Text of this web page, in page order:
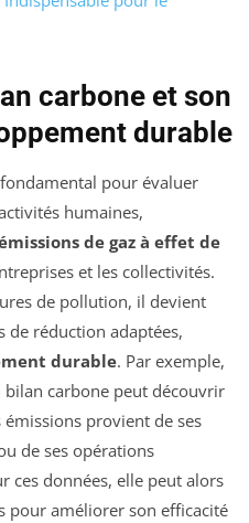
carbone et son
durable
pour évaluer
humaines,
de gaz à effet de
et les collectivités.
de pollution, il devient
de réduction adaptées,
durable. Par exemple,
carbone peut découvrir
émissions provient de ses
de ses opérations
ces données, elle peut alors
pour améliorer son efficacité